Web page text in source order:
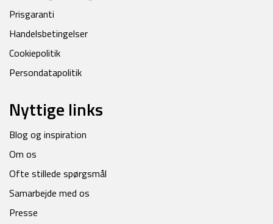
Prisgaranti
Handelsbetingelser
Cookiepolitik
Persondatapolitik
Nyttige links
Blog og inspiration
Om os
Ofte stillede spørgsmål
Samarbejde med os
Presse